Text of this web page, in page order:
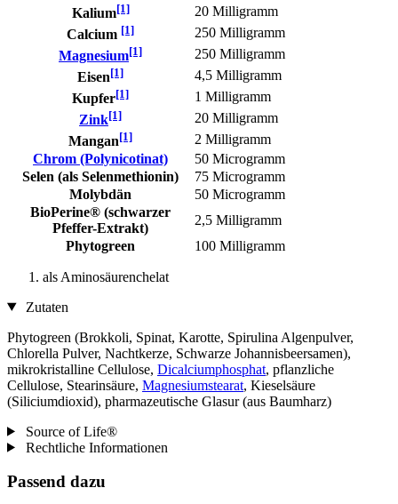
Kalium[1]
20 Milligramm
Calcium [1]
250 Milligramm
Magnesium[1]
250 Milligramm
Eisen[1]
4,5 Milligramm
Kupfer[1]
1 Milligramm
Zink[1]
20 Milligramm
Mangan[1]
2 Milligramm
Chrom (Polynicotinat)
50 Microgramm
Selen (als Selenmethionin)
75 Microgramm
Molybdän
50 Microgramm
BioPerine® (schwarzer
Pfeffer-Extrakt)
2,5 Milligramm
Phytogreen
100 Milligramm
als Aminosäurenchelat
Zutaten
Phytogreen (Brokkoli, Spinat, Karotte, Spirulina Algenpulver,
Chlorella Pulver, Nachtkerze, Schwarze Johannisbeersamen),
mikrokristalline Cellulose, Dicalciumphosphat, pflanzliche
Cellulose, Stearinsäure, Magnesiumstearat, Kieselsäure
(Siliciumdioxid), pharmazeutische Glasur (aus Baumharz)
Source of Life®
Rechtliche Informationen
Passend dazu